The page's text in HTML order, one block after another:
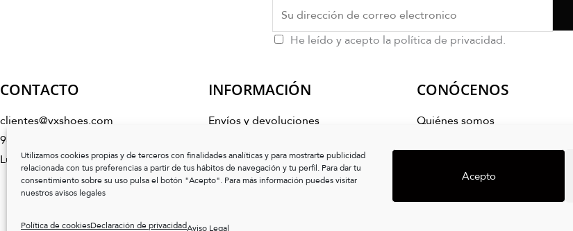
Utilizamos cookies propias y de terceros con finalidades analíticas y para mostrarte publicidad
relacionada con tus preferencias a partir de tus hábitos de navegación y tu perfil. Para dar tu
consentimiento sobre su uso pulsa el botón "Acepto". Para más información puedes visitar
nuestros avisos legales
Acepto
Política de cookiesDeclaración de privacidad
He leído y acepto la política de privacidad.
CONTACTO
clientes@vxshoes.com
986 17 50 04
Lunes a Viernes de 10:00h a 14:00h
I
s
INFORMACIÓN
Envíos y devoluciones
Preguntas frecuentes
Cuidado del calzado
CONÓCENOS
Quiénes somos